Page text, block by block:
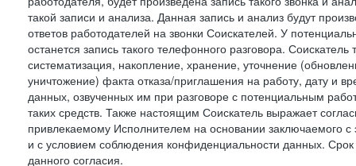
такой записи и анализа. Данная запись и анализ будут
ответов работодателей на звонки Соискателей. У
останется запись такого телефонного разговора.
систематизация, накопление, хранение, уточнение
уничтожение) факта отказа/приглашения на работу, дату и
данных, озвученных им при разговоре с потенциальным
таких средств. Также настоящим Соискатель выражает
привлекаемому Исполнителем на основании заключаемого
и с условием соблюдения конфиденциальности данных.
данного согласия.